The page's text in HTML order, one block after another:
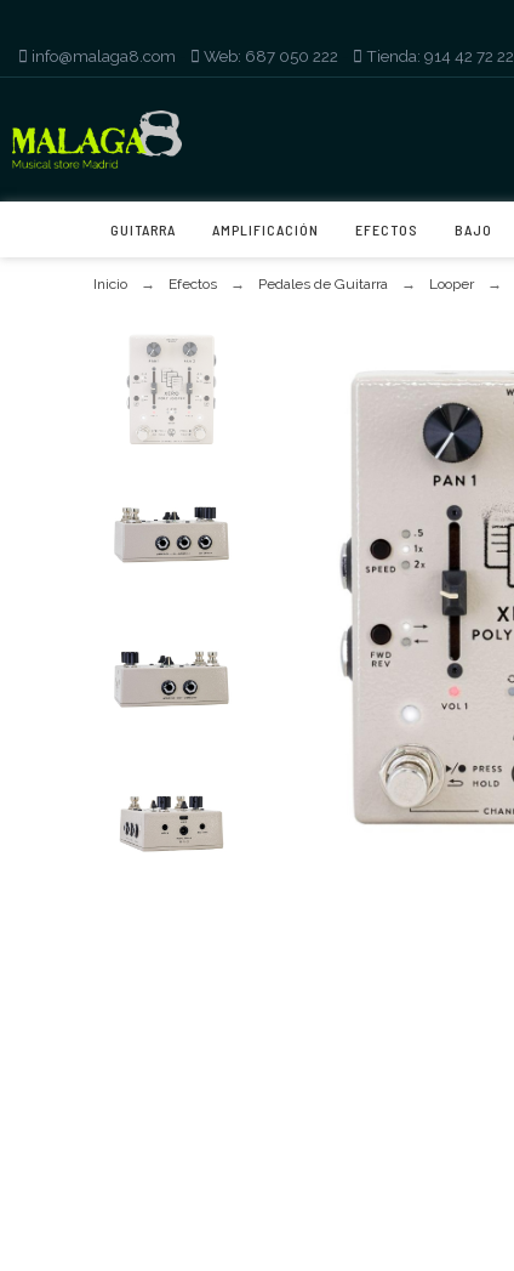
info@malaga8.com Web: 687 050 222 Tienda: 914 42 72 22
GUITARRA AMPLIFICACIÓN EFECTOS BAJO
Inicio Efectos Pedales de Guitarra Looper